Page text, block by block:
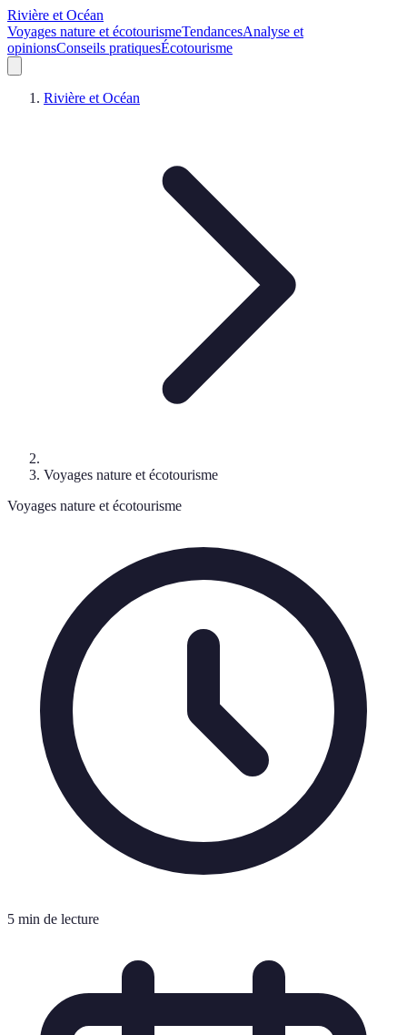
Rivière et Océan
Voyages nature et écotourismeTendancesAnalyse et
opinionsConseils pratiquesÉcotourisme
Rivière et Océan
Voyages nature et écotourisme
Voyages nature et écotourisme
5 min de lecture